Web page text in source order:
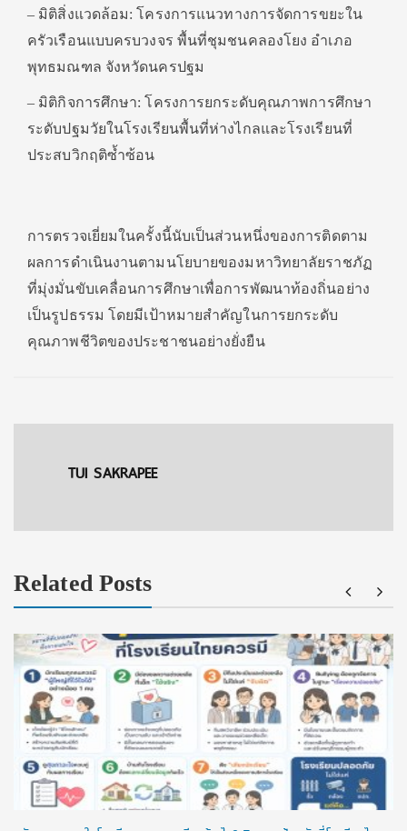
– มิติสิ่งแวดล้อม: โครงการแนวทางการจัดการขยะใน
ครัวเรือนแบบครบวงจร พื้นที่ชุมชนคลองโยง อำเภอ
พุทธมณฑล จังหวัดนครปฐม
– มิติกิจการศึกษา: โครงการยกระดับคุณภาพการศึกษา
ระดับปฐมวัยในโรงเรียนพื้นที่ห่างไกลและโรงเรียนที่
ประสบวิกฤติซ้ำซ้อน
การตรวจเยี่ยมในครั้งนี้นับเป็นส่วนหนึ่งของการติดตาม
ผลการดำเนินงานตามนโยบายของมหาวิทยาลัยราชภัฏ
ที่มุ่งมั่นขับเคลื่อนการศึกษาเพื่อการพัฒนาท้องถิ่นอย่าง
เป็นรูปธรรม โดยมีเป้าหมายสำคัญในการยกระดับ
คุณภาพชีวิตของประชาชนอย่างยั่งยืน
TUI SAKRAPEE
Related Posts